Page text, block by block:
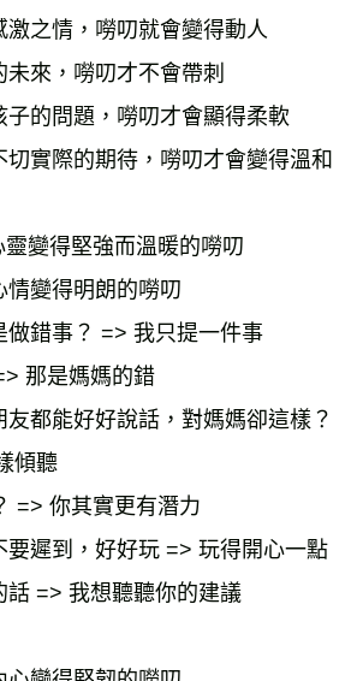
激之情，嘮叨就會變得動人
未來，嘮叨才不會帶刺
子的問題，嘮叨才會顯得柔軟
切實際的期待，嘮叨才會變得溫和
變得堅強而溫暖的嘮叨
心情變得明朗的嘮叨
做錯事？ => 我只提一件事
那是媽媽的錯
友都能好好說話，對媽媽卻這樣？
傾聽
=> 你其實更有潛力
要遲到，好好玩 => 玩得開心一點
話 => 我想聽聽你的建議